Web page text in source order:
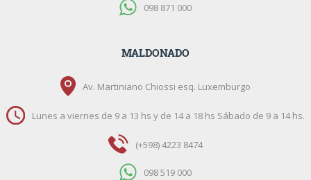
098 871 000
MALDONADO
Av. Martiniano Chiossi esq. Luxemburgo
Lunes a viernes de 9 a 13 hs y de 14 a 18 hs Sábado de 9 a 14 hs.
(+598) 4223 8474
098 519 000